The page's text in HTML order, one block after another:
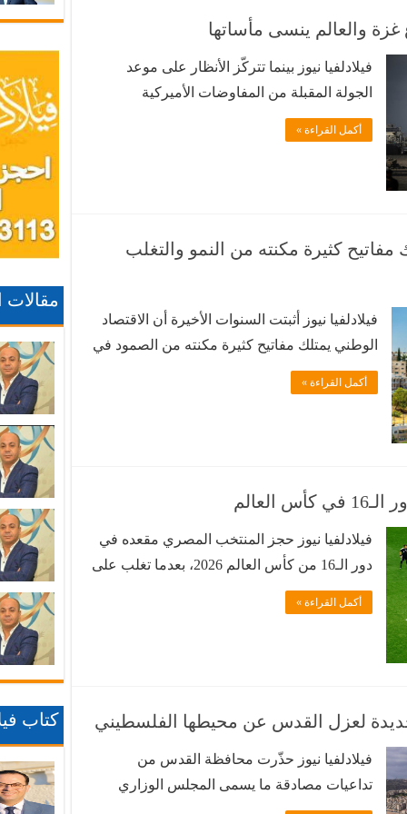
مشاريع …
والعالم ينسى مأساتها
فيلادلفيا نيوز بينما تتركّز الأنظار على موعد
الجولة المقبلة من المفاوضات الأميركية
الإسرائيلية الهادفة الى وضع حدّ للحرب في
الشرق الأوسط، تراجع الاهتمام بقطاع غزة الذي
…
أكمل القراءة »
مفاتيح كثيرة مكنته من النمو والتغلب
فيلادلفيا نيوز أثبتت السنوات الأخيرة أن الاقتصاد
الوطني يمتلك مفاتيح كثيرة مكنته من الصمود في
وجه عواصف المنطقة والتقلبات الاقتصادية
بالعالم، تكمن بتنوع القاعدة الإنتاجية، وحسن إدارة
قدرة الاقتصاد الوطني …
أكمل القراءة »
فيلادلفيا نيوز حجز المنتخب المصري مقعده في
دور الـ16 من كأس العالم 2026، بعدما تغلب على
نظيره الأسترالي بركلات الترجيح عقب انتهاء
الوقتين الأصلي والإضافي بالتعادل، في المباراة
أكمل القراءة »
فيلادلفيا نيوز حذّرت محافظة القدس من
تداعيات مصادقة ما يسمى المجلس الوزاري
الإسرائيلي المصغر للشؤون الأمنية والسياسية
كتاب